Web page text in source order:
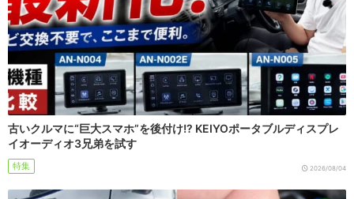
古いクルマに“巨大スマホ”を後付け!? KEIYOポータブルディスプレ
イオーディオ3兄弟を試す
特集 2026/08/04